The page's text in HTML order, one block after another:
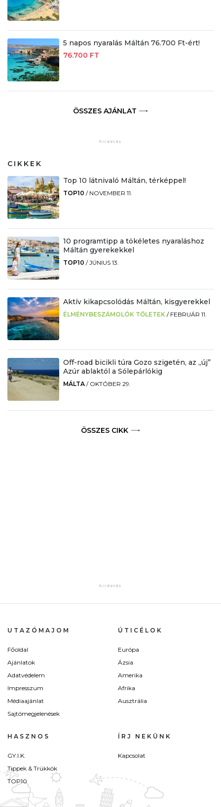
5 napos nyaralás Máltán 76.700 Ft-ért!
76.700 FT
ÖSSZES AJÁNLAT
CIKKEK
Top 10 látnivaló Máltán, térképpel!
TOP10 / NOVEMBER 11.
10 programtipp a tökéletes nyaraláshoz
Máltán gyerekekkel
TOP10 /JÚNIUS 13.
Aktív kikapcsolódás Máltán, kisgyerekkel
ÉLMÉNYBESZÁMOLÓK TŐLETEK / FEBRUÁR 11.
Off-road bicikli túra Gozo szigetén, az „új”
Azúr ablaktól a Sólepárlókig
MÁLTA / OKTÓBER 29.
ÖSSZES CIKK
UTAZÓMAJOM
Főoldal
Ajánlatok
Adatvédelem
Impresszum
Médiaajánlat
Sajtómegjelenések
ÚTICÉLOK
Európa
Ázsia
Amerika
Afrika
Ausztrália
HASZNOS
GY.I.K.
Tippek & Trükkök
TOP10
ÍRJ NEKÜNK
Kapcsolat